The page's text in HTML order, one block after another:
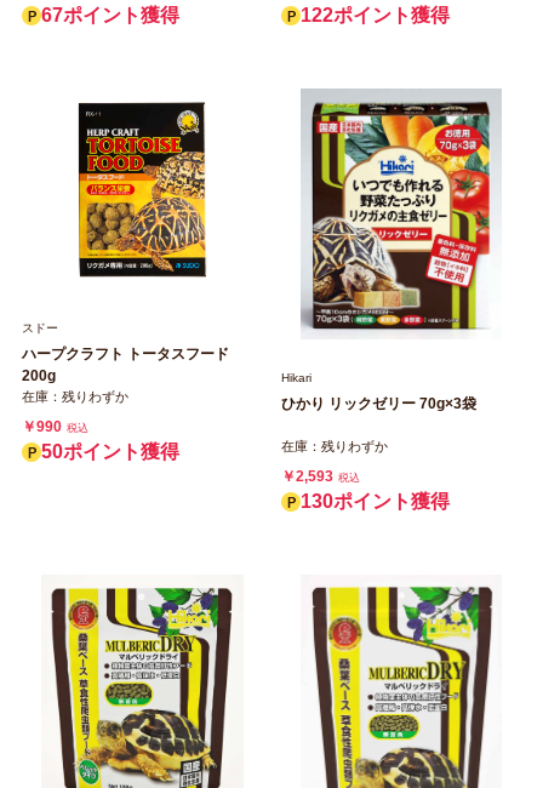
67ポイント獲得 122ポイント獲得
スドー
ハープクラフト トータスフード
200g
在庫：残りわずか
￥990 税込
50ポイント獲得
Hikari
ひかり リックゼリー 70g×3袋
在庫：残りわずか
￥2,593 税込
130ポイント獲得